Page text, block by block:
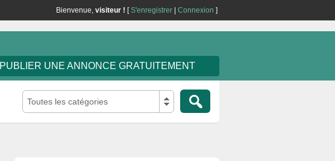
Bienvenue, visiteur ! [S'enregistrer Connexion ]
PUBLIER UNE ANNONCE GRATUITEMENT
Toutes les catégories